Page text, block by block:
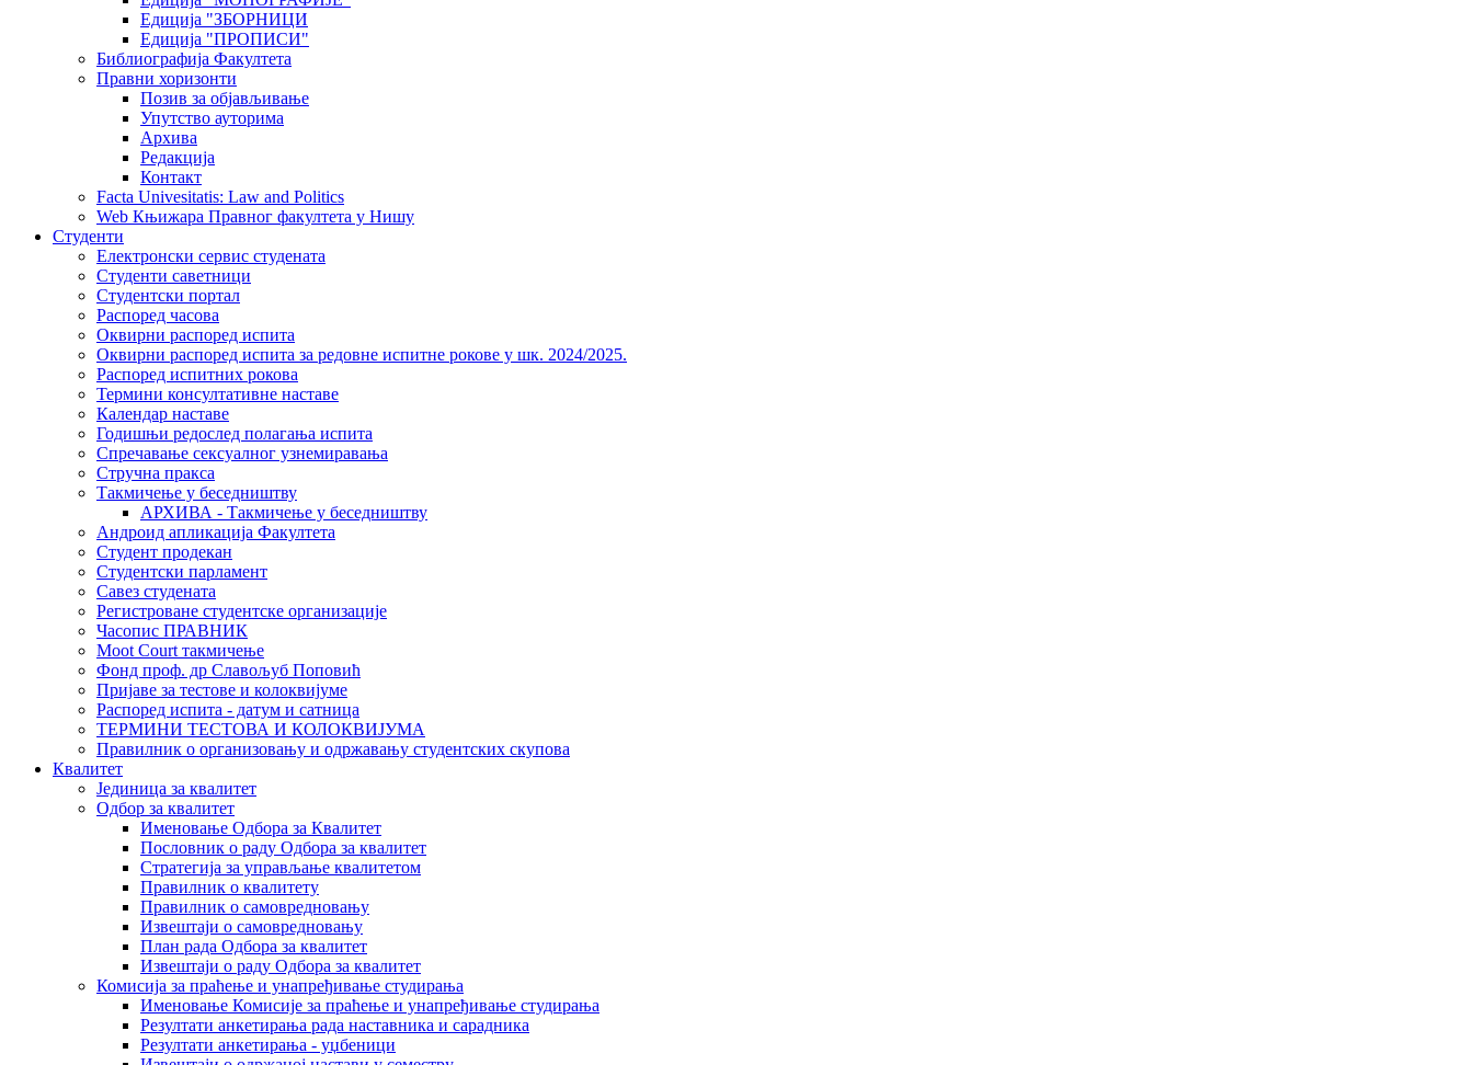
Едиција "ЗБОРНИЦИ
Едиција "ПРОПИСИ"
Библиографија Факултета
Правни хоризонти
Позив за објављивање
Упутство ауторима
Архива
Редакција
Контакт
Facta Univesitatis: Law and Politics
Web Књижара Правног факултета у Нишу
Студенти
Електронски сервис студената
Студенти саветници
Студентски портал
Распоред часова
Оквирни распоред испита
Оквирни распоред испита за редовне испитне рокове у шк. 2024/2025.
Распоред испитних рокова
Термини консултативне наставе
Календар наставе
Годишњи редослед полагања испита
Спречавање сексуалног узнемиравања
Стручна пракса
Такмичење у беседништву
АРХИВА - Такмичење у беседништву
Андроид апликација Факултета
Студент продекан
Студентски парламент
Савез студената
Регистроване студентске организације
Часопис ПРАВНИК
Moot Court такмичење
Фонд проф. др Славољуб Поповић
Пријаве за тестове и колоквијуме
Распоред испита - датум и сатница
ТЕРМИНИ ТЕСТОВА И КОЛОКВИЈУМА
Правилник о организовању и одржавању студентских скупова
Квалитет
Јединица за квалитет
Одбор за квалитет
Именовање Одбора за Квалитет
Пословник о раду Одбора за квалитет
Стратегија за управљање квалитетом
Правилник о квалитету
Правилник о самовредновању
Извештаји о самовредновању
План рада Одбора за квалитет
Извештаји о раду Одбора за квалитет
Комисија за праћење и унапређивање студирања
Именовање Комисије за праћење и унапређивање студирања
Резултати анкетирања рада наставника и сарадника
Резултати анкетирања - уџбеници